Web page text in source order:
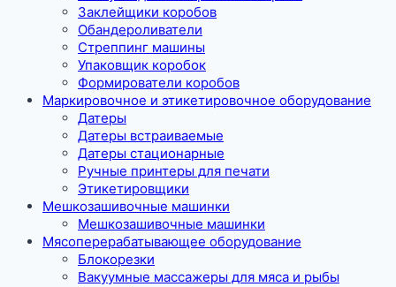
Заклейщики коробов
Обандероливатели
Стреппинг машины
Упаковщик коробок
Формирователи коробов
Маркировочное и этикетировочное оборудование
Датеры
Датеры встраиваемые
Датеры стационарные
Ручные принтеры для печати
Этикетировщики
Мешкозашивочные машинки
Мешкозашивочные машинки
Мясоперерабатывающее оборудование
Блокорезки
Вакуумные массажеры для мяса и рыбы